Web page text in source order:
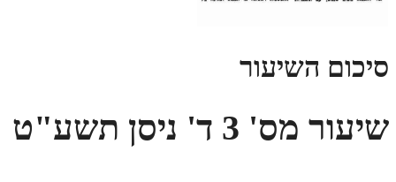
תלמוד עשר הספירות בעיון
סיכום השיעור
שיעור מס' 3 ד' ניסן תשע"ט